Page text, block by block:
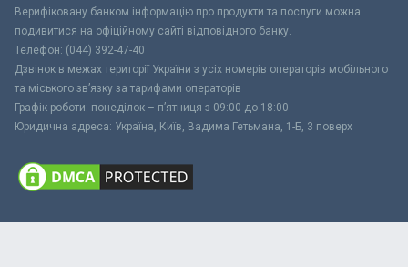
Верифіковану банком інформацію про продукти та послуги можна
подивитися на офіційному сайті відповідного банку.
Телефон: (044) 392-47-40
Дзвінок в межах території України з усіх номерів операторів мобільного
та міського зв’язку за тарифами операторів
Графік роботи: понеділок – п’ятниця з 09:00 до 18:00
Юридична адреса: Україна, Київ, Вадима Гетьмана, 1-Б, 3 поверх